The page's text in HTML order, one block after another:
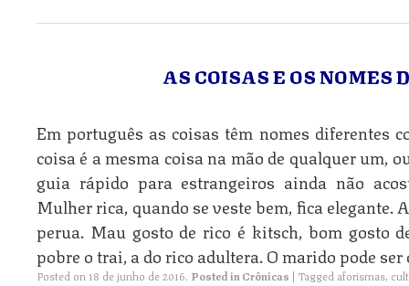
AS COISAS E OS NOMES
Em português as coisas têm nomes diferentes
coisa é a mesma coisa na mão de qualquer um,
guia rápido para estrangeiros ainda não
Mulher rica, quando se veste bem, fica elegante.
perua. Mau gosto de rico é kitsch, bom gosto
pobre o trai, a do rico adultera. O marido pode
Posted on 18 de junho de 2016. Posted inCrônicas | Tagged aforismas,